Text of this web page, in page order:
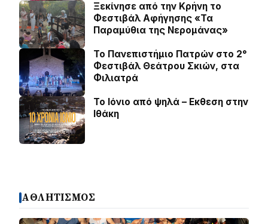
Ξεκίνησε από την Κρήνη το
Φεστιβάλ Αφήγησης «Τα
Παραμύθια της Νερομάνας»
Το Πανεπιστήμιο Πατρών στο 2°
Φεστιβάλ Θεάτρου Σκιών, στα
Φιλιατρά
Το Ιόνιο από ψηλά – Eκθεση στην
Ιθάκη
ΑΘΛΗΤΙΣΜΟΣ